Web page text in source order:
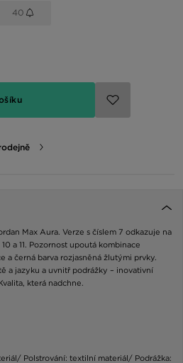
40
Max Aura. Verze s číslem 7 odkazuje na
a 11. Pozornost upoutá kombinace
a černá barva rozjasněná žlutými prvky.
a jazyku a uvnitř podrážky – inovativní
která nadchne.
Polstrování: textilní materiál/ Podrážka: